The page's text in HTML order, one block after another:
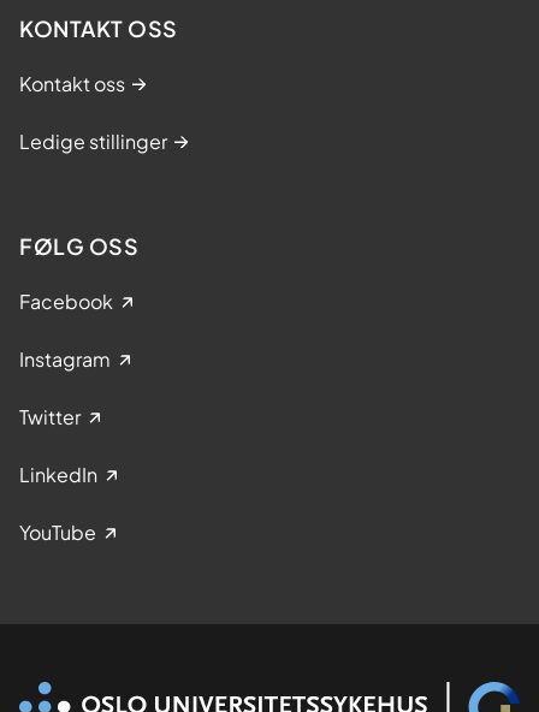
KONTAKT OSS
Kontakt oss
Ledige stillinger
FØLG OSS
Facebook
Instagram
Twitter
LinkedIn
YouTube